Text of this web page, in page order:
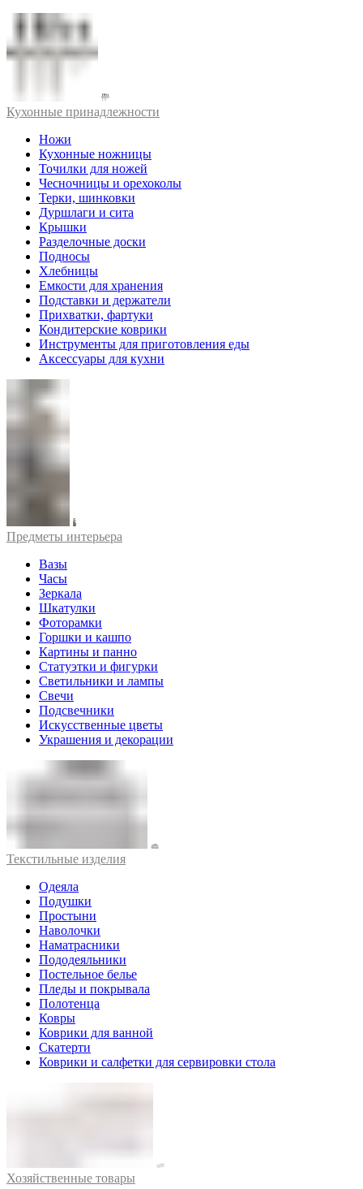
Кухонные принадлежности
Ножи
Кухонные ножницы
Точилки для ножей
Чесночницы и орехоколы
Терки, шинковки
Дуршлаги и сита
Крышки
Разделочные доски
Подносы
Хлебницы
Емкости для хранения
Подставки и держатели
Прихватки, фартуки
Кондитерские коврики
Инструменты для приготовления еды
Аксессуары для кухни
Предметы интерьера
Вазы
Часы
Зеркала
Шкатулки
Фоторамки
Горшки и кашпо
Картины и панно
Статуэтки и фигурки
Светильники и лампы
Свечи
Подсвечники
Искусственные цветы
Украшения и декорации
Текстильные изделия
Одеяла
Подушки
Простыни
Наволочки
Наматрасники
Пододеяльники
Постельное белье
Пледы и покрывала
Полотенца
Ковры
Коврики для ванной
Скатерти
Коврики и салфетки для сервировки стола
Хозяйственные товары